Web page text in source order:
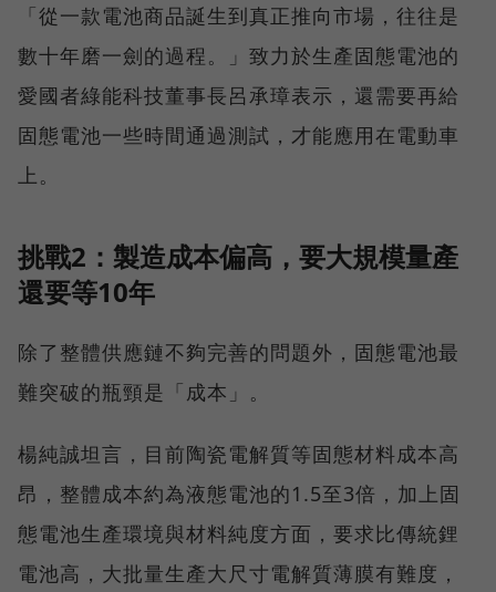
「從一款電池商品誕生到真正推向市場，往往是
數十年磨一劍的過程。」致力於生產固態電池的
愛國者綠能科技董事長呂承璋表示，還需要再給
固態電池一些時間通過測試，才能應用在電動車
上。
挑戰2：製造成本偏高，要大規模量產
還要等10年
除了整體供應鏈不夠完善的問題外，固態電池最
難突破的瓶頸是「成本」。
楊純誠坦言，目前陶瓷電解質等固態材料成本高
昂，整體成本約為液態電池的1.5至3倍，加上固
態電池生產環境與材料純度方面，要求比傳統鋰
電池高，大批量生產大尺寸電解質薄膜有難度，